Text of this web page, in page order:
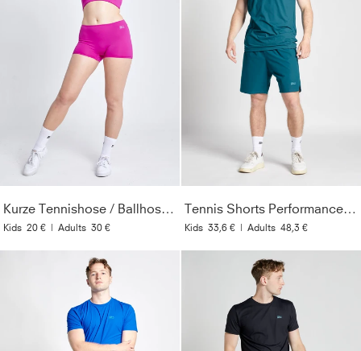
Kurze Tennishose / Ballhose, berry pink
Kids 20 € | Adults 30 €
Tennis Shorts Performance für Herren & Jungen, petrol grün
Kids 33,6 € | Adults 48,3 €